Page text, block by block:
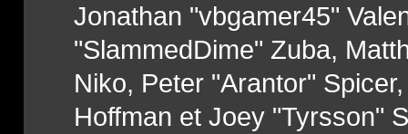
Jonathan "vbgamer45"
"SlammedDime" Zuba,
Niko, Peter "Arantor"
Hoffman et Joey "Tyrsson"